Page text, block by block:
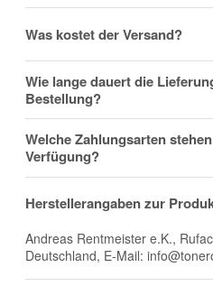
Frage zum Artikel
Ihre Frage
Was kostet der Versand?
Wie lange dauert die
Bestellung?
Welche Zahlungsarten
Verfügung?
Herstellerangaben zur
Andreas Rentmeister e.K.,
Deutschland, E-Mail: